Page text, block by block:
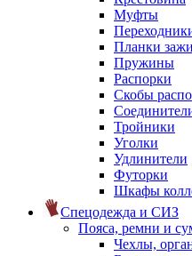
Муфты
Планки
Пружины
Распорки
Скобы
Тройники
Уголки
Удлинители
Футорки
Шкафы
Спецодежда и СИЗ
Пояса, ремни и
Чехлы,